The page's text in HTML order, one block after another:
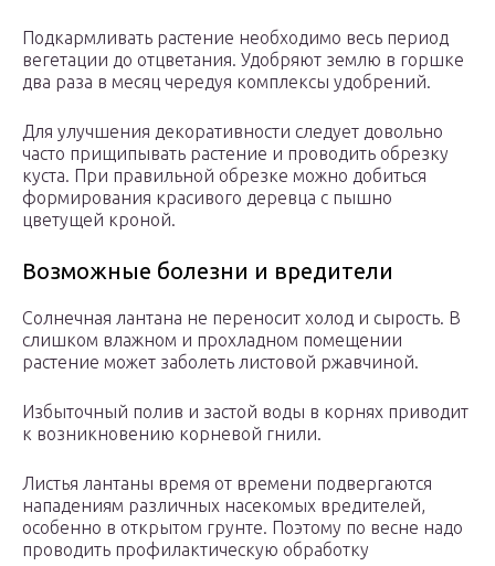
Подкармливать растение необходимо весь период
вегетации до отцветания. Удобряют землю в горшке
два раза в месяц чередуя комплексы удобрений.
Для улучшения декоративности следует довольно
часто прищипывать растение и проводить обрезку
куста. При правильной обрезке можно добиться
формирования красивого деревца с пышно
цветущей кроной.
Возможные болезни и вредители
Солнечная лантана не переносит холод и сырость. В
слишком влажном и прохладном помещении
растение может заболеть листовой ржавчиной.
Избыточный полив и застой воды в корнях приводит
к возникновению корневой гнили.
Листья лантаны время от времени подвергаются
нападениям различных насекомых вредителей,
особенно в открытом грунте. Поэтому по весне надо
проводить профилактическую обработку